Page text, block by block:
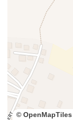
© OpenMapTiles